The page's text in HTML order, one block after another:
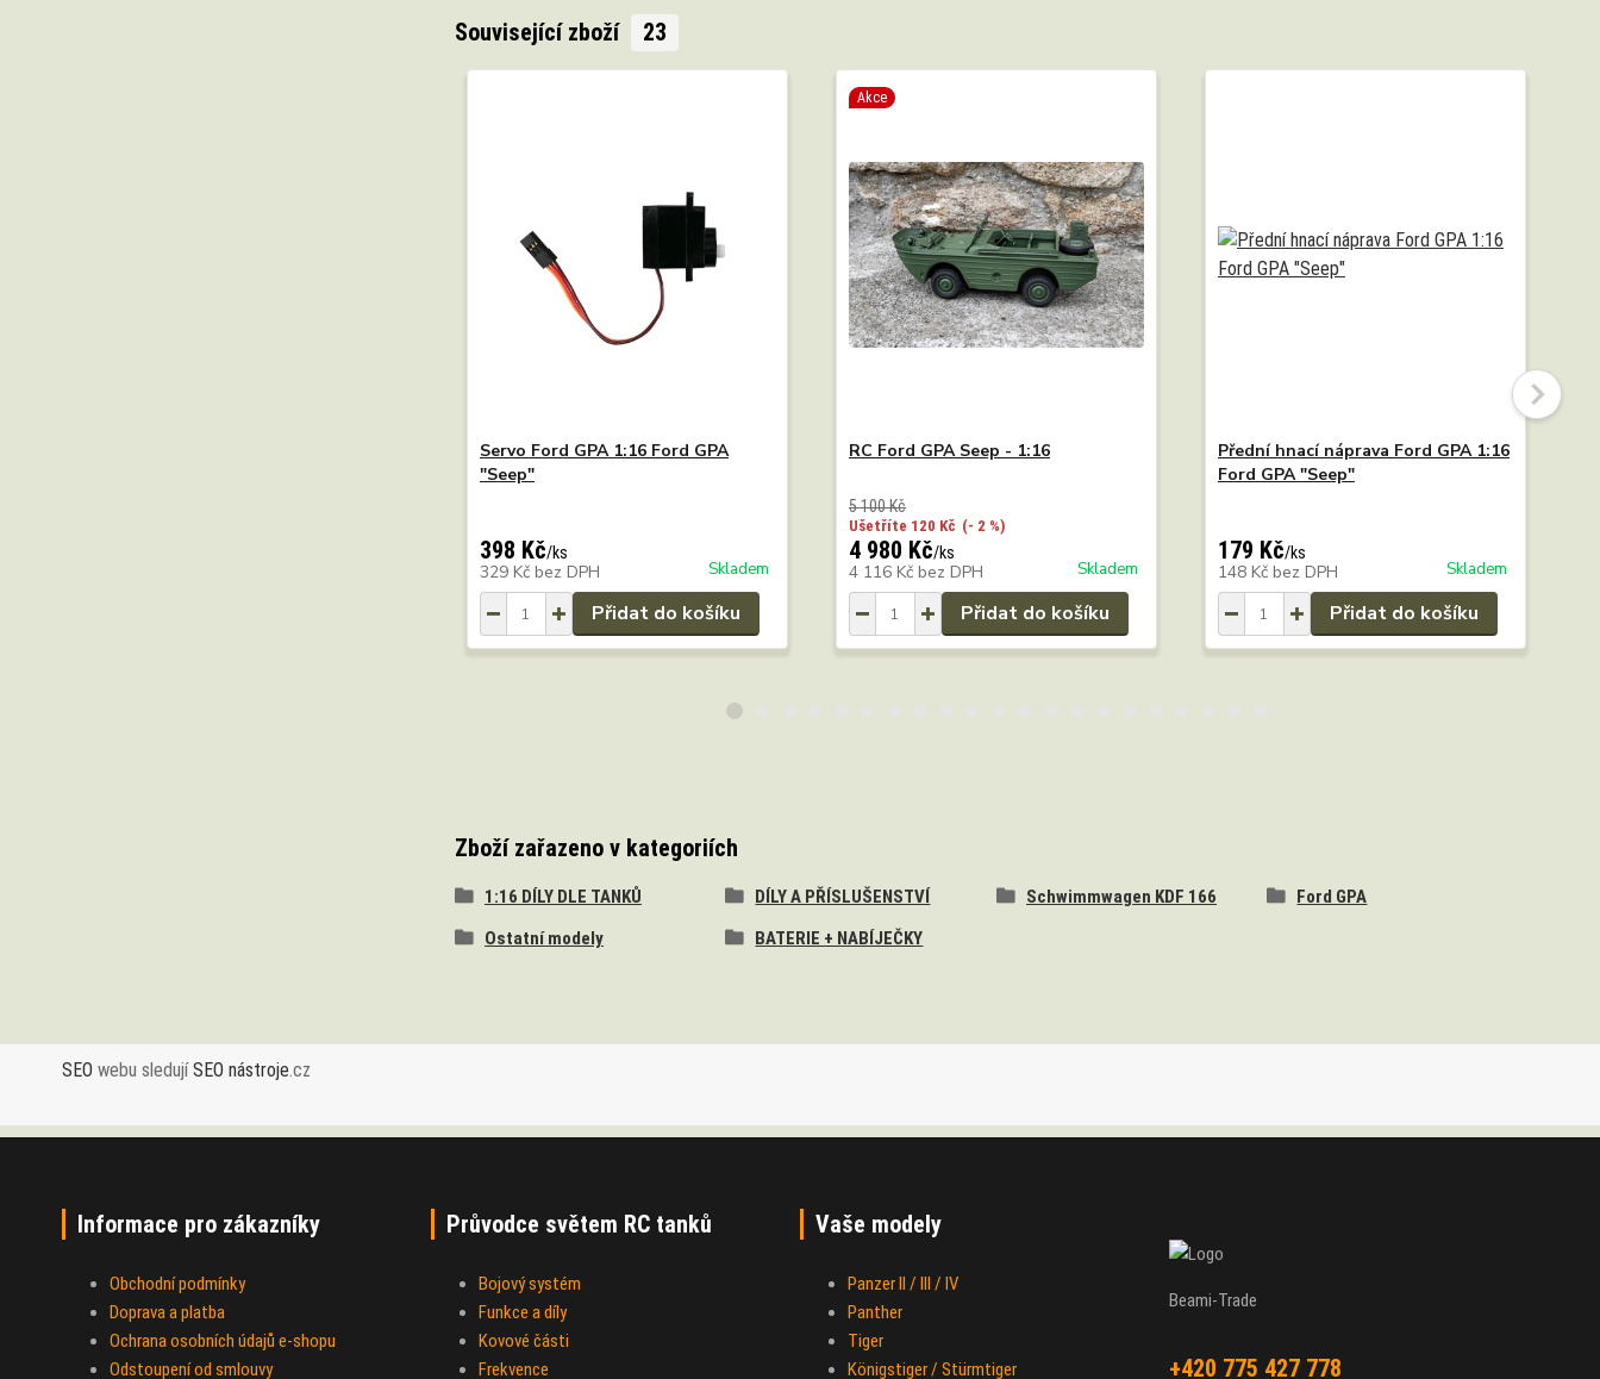
Související zboží 23
Servo Ford GPA 1:16 Ford GPA
"Seep"
398 Kč/ks
329 Kč bez DPH Skladem
Přidat do košíku
Akce
RC Ford GPA Seep - 1:16
5 100 Kč
Ušetříte 120 Kč (- 2 %)
4 980 Kč/ks
4 116 Kč bez DPH Skladem
Přidat do košíku
Přední hnací náprava Ford GPA 1:16
Ford GPA "Seep"
179 Kč/ks
148 Kč bez DPH Skladem
Přidat do košíku
Zboží zařazeno v kategoriích
1:16 DÍLY DLE TANKŮ DÍLY A PŘÍSLUŠENSTVÍ Schwimmwagen KDF 166
Ford GPA
Ostatní modely
BATERIE + NABÍJEČKY
SEO webu sledujíSEO nástroje.cz
Informace pro zákazníky
Obchodní podmínky
Doprava a platba
Ochrana osobních údajů e-shopu
Odstoupení od smlouvy
Průvodce světem RC tanků
Bojový systém
Funkce a díly
Kovové části
Frekvence
Vaše modely
Panzer II / III / IV
Panther
Tiger
Königstiger / Stürmtiger
Beami-Trade
+420 775 427 778